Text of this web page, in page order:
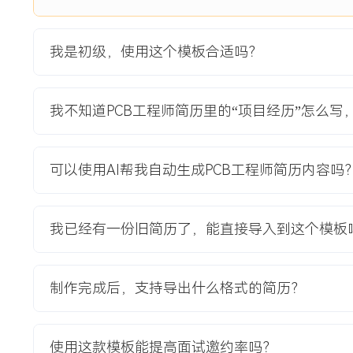
4.文件交付：生成全套生产文件并与PCB工厂进行技术沟通，
工艺参数；编写PCBA测试点说明文档，支持生产线测试工装开
1.成功在限定尺寸内完成高集成度双层板设计，板面积利用率
XXX%。
2020-09 -2024-07 河北工业大学
熟练掌握Altium Designer与Cadence Allegro基础操作，参与
我是初级，使用这个模板合适吗？
我不知道PCB工程师简历里的“项目经历”怎么写
可以使用AI帮我自动生成PCB工程师简历内容吗？
我已经有一份旧简历了，能直接导入到这个模板
制作完成后，支持导出什么格式的简历？
使用这款模板能提高面试邀约率吗？